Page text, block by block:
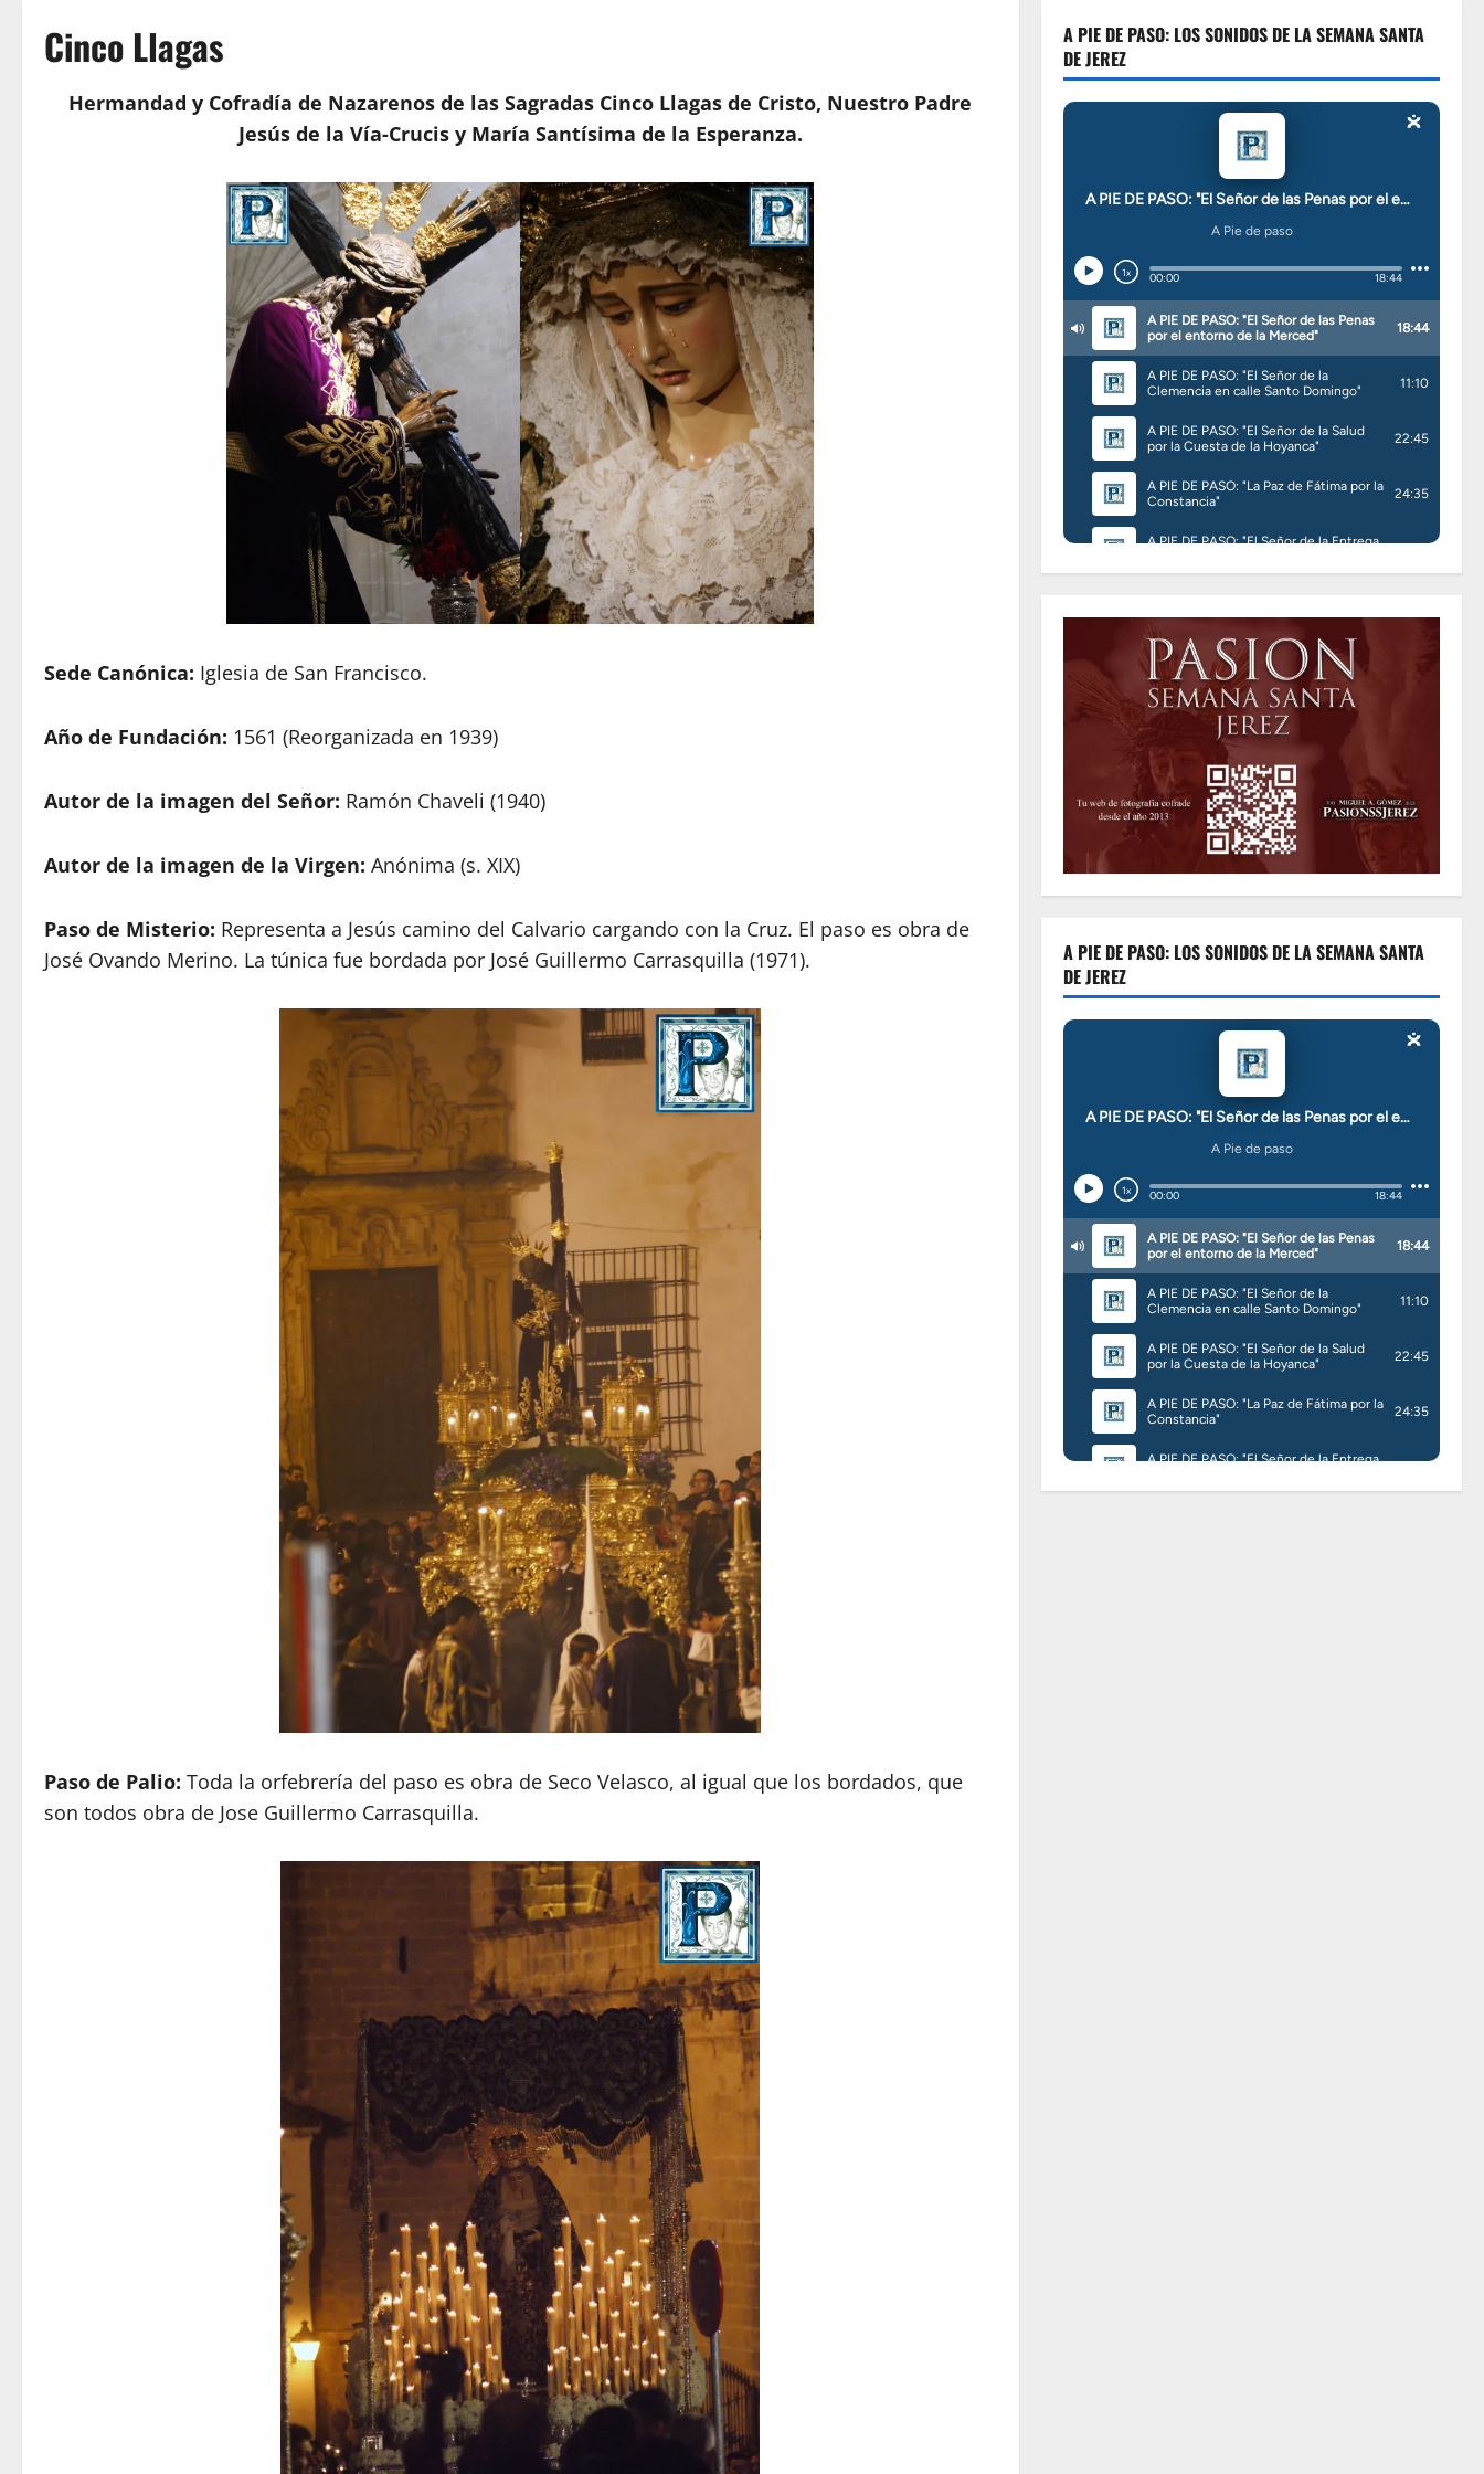
Cinco Llagas
Hermandad y Cofradía de Nazarenos de las Sagradas Cinco Llagas de Cristo, Nuestro Padre
Jesús de la Vía-Crucis y María Santísima de la Esperanza.
Sede Canónica: Iglesia de San Francisco.
Año de Fundación: 1561 (Reorganizada en 1939)
Autor de la imagen del Señor: Ramón Chaveli (1940)
Autor de la imagen de la Virgen: Anónima (s. XIX)
Paso de Misterio: Representa a Jesús camino del Calvario cargando con la Cruz. El paso es obra de
José Ovando Merino. La túnica fue bordada por José Guillermo Carrasquilla (1971).
Paso de Palio: Toda la orfebrería del paso es obra de Seco Velasco, al igual que los bordados, que
son todos obra de Jose Guillermo Carrasquilla.
A PIE DE PASO: LOS SONIDOS DE LA SEMANA SANTA
DE JEREZ
A PIE DE PASO: LOS SONIDOS DE LA SEMANA SANTA
DE JEREZ